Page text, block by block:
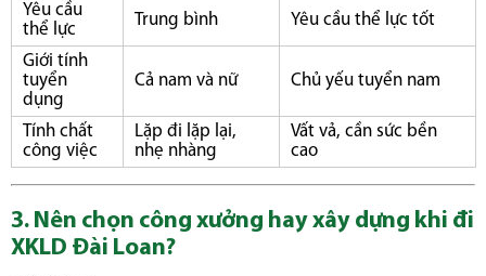
Yêu cầu
thể lực
Trung bình Yêu cầu thể lực tốt
Giới tính
tuyển
dụng
Cả nam và nữ Chủ yếu tuyển nam
Tính chất
công việc
Lặp đi lặp lại,
nhẹ nhàng
Vất vả, cần sức bền
cao
3. Nên chọn công xưởng hay xây dựng khi đi
XKLD Đài Loan?